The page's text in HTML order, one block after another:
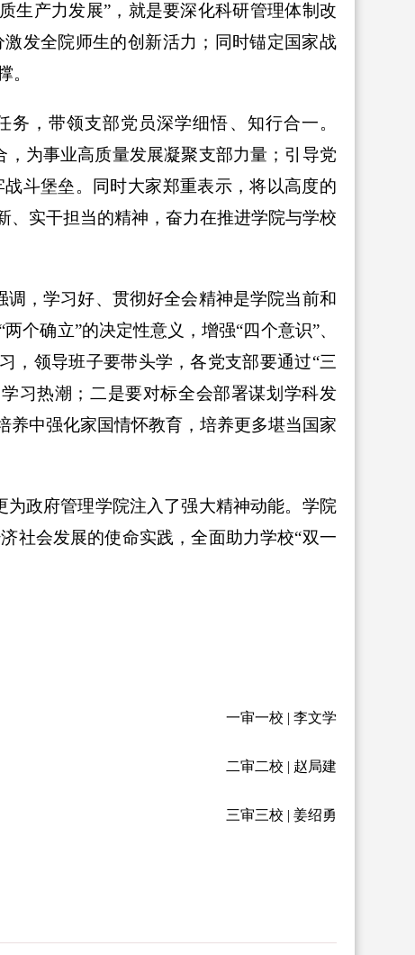
生产力发展”，就是要深化科研管理体制改
发全院师生的创新活力；同时锚定国家战
。
，带领支部党员深学细悟、知行合一。
，为事业高质量发展凝聚支部力量；引导党
斗堡垒。同时大家郑重表示，将以高度的
、实干担当的精神，奋力在推进学院与学校
，学习好、贯彻好全会精神是学院当前和
个确立”的决定性意义，增强“四个意识”、
， 领导班子要带头学，各党支部要通过“三
习热潮；二是要对标全会部署谋划学科发
养中强化家国情怀教育，培养更多堪当国家
政府管理学院注入了强大精神动能。学院
社会发展的使命实践，全面助力学校“双一
一审一校 | 李文学
二审二校 | 赵局建
三审三校 | 姜绍勇